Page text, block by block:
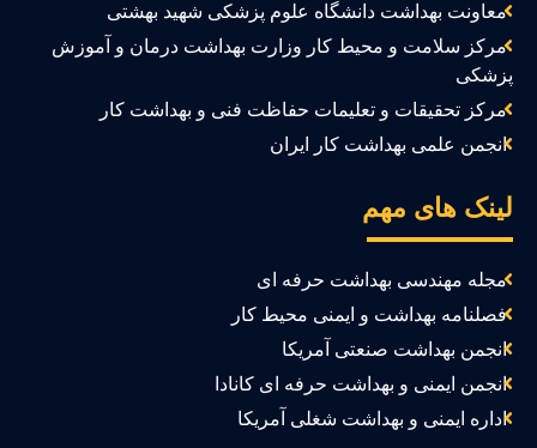
معاونت بهداشت دانشگاه علوم پزشکی شهید بهشتی
مرکز سلامت و محیط کار وزارت بهداشت درمان و آموزش
مرکز تحقیقات و تعلیمات حفاظت فنی و بهداشت کار
انجمن علمی بهداشت کار ایران
های مهم
مجله مهندسی بهداشت حرفه ای
فصلنامه بهداشت و ایمنی محیط کار
انجمن بهداشت صنعتی آمریکا
انجمن ایمنی و بهداشت حرفه ای کانادا
اداره ایمنی و بهداشت شغلی آمریکا